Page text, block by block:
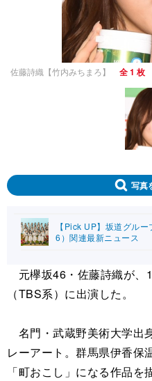
佐藤詩織【竹内みちまろ】 全 1 枚
写真
【Pick UP】坂道グル
6）関連最新ニュース
元欅坂46・佐藤詩織が、
（TBS系）に出演した。
名門・武蔵野美術大学出
レーアート。群馬県伊香保
「町おこし」になる作品